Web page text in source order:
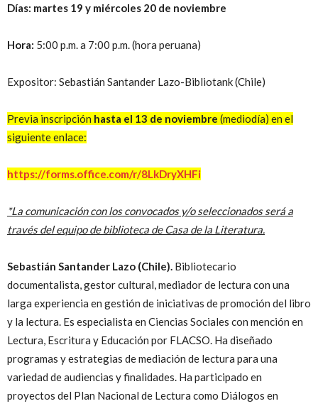
Días: martes 19 y miércoles 20 de noviembre
Hora: 5:00 p.m. a 7:00 p.m. (hora peruana)
Expositor: Sebastián Santander Lazo-Bibliotank (Chile)
Previa inscripción hasta el 13 de noviembre (mediodía) en el
siguiente enlace:
https://forms.office.com/r/8LkDryXHFi
*La comunicación con los convocados y/o seleccionados será a
través del equipo de biblioteca de Casa de la Literatura.
Sebastián Santander Lazo (Chile). Bibliotecario
documentalista, gestor cultural, mediador de lectura con una
larga experiencia en gestión de iniciativas de promoción del libro
y la lectura. Es especialista en Ciencias Sociales con mención en
Lectura, Escritura y Educación por FLACSO. Ha diseñado
programas y estrategias de mediación de lectura para una
variedad de audiencias y finalidades. Ha participado en
proyectos del Plan Nacional de Lectura como Diálogos en